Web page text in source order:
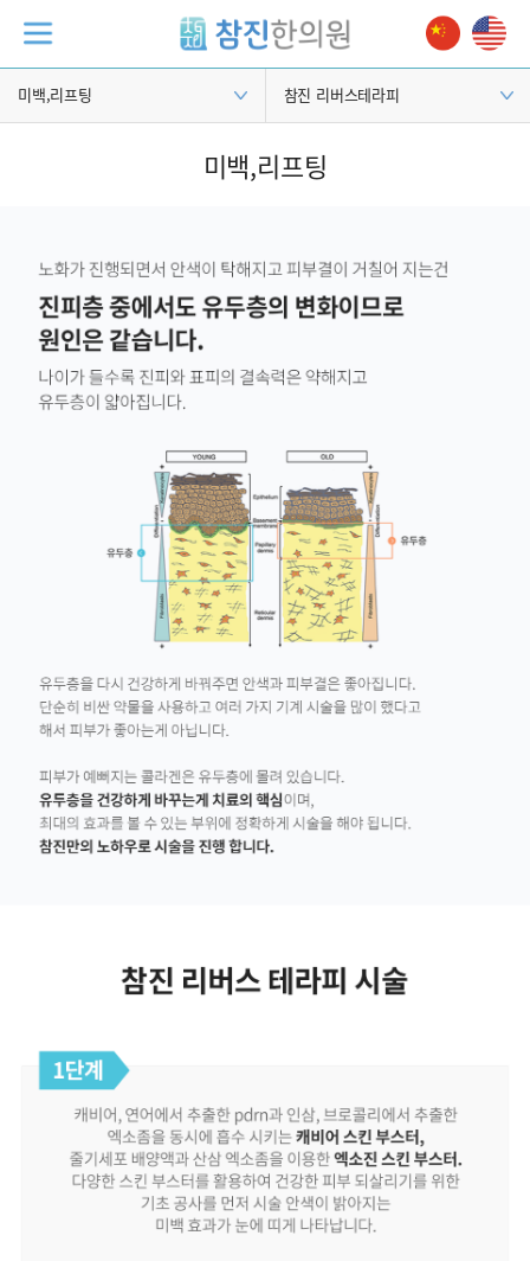
미백,리프팅 참진 리버스테라피
미백,리프팅